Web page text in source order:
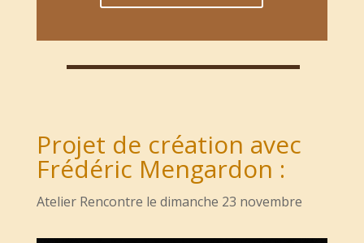
Projet de création avec
Frédéric Mengardon :
Atelier Rencontre le dimanche 23 novembre